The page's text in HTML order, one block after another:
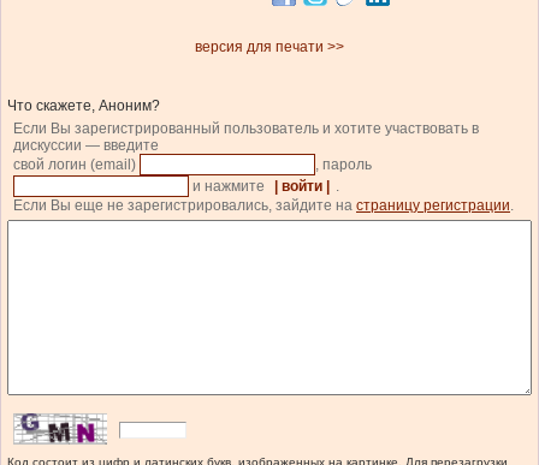
версия для печати >>
Что скажете, Аноним?
Если Вы зарегистрированный пользователь и хотите участвовать в
дискуссии — введите
свой логин (email)
, пароль
и нажмите
| войти | .
Если Вы еще не зарегистрировались, зайдите на страницу регистрации.
Код состоит из цифр и латинских букв, изображенных на картинке. Для перезагрузки